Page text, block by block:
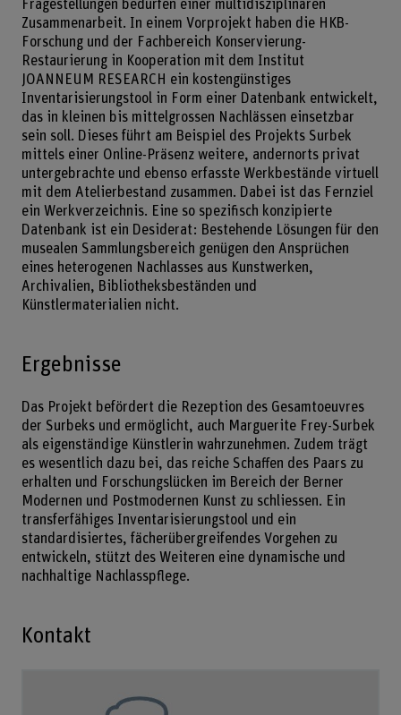
Fragestellungen bedürfen einer multidisziplinären
Zusammenarbeit. In einem Vorprojekt haben die HKB-
Forschung und der Fachbereich Konservierung-
Restaurierung in Kooperation mit dem Institut
JOANNEUM RESEARCH ein kostengünstiges
Inventarisierungstool in Form einer Datenbank entwickelt,
das in kleinen bis mittelgrossen Nachlässen einsetzbar
sein soll. Dieses führt am Beispiel des Projekts Surbek
mittels einer Online-Präsenz weitere, andernorts privat
untergebrachte und ebenso erfasste Werkbestände virtuell
mit dem Atelierbestand zusammen. Dabei ist das Fernziel
ein Werkverzeichnis. Eine so spezifisch konzipierte
Datenbank ist ein Desiderat : Bestehende Lösungen für den
musealen Sammlungsbereich genügen den Ansprüchen
eines heterogenen Nachlasses aus Kunstwerken,
Archivalien, Bibliotheksbeständen und
Künstlermaterialien nicht.
Ergebnisse
Das Projekt befördert die Rezeption des Gesamtoeuvres
der Surbeks und ermöglicht, auch Marguerite Frey-Surbek
als eigenständige Künstlerin wahrzunehmen. Zudem trägt
es wesentlich dazu bei, das reiche Schaffen des Paars zu
erhalten und Forschungslücken im Bereich der Berner
Modernen und Postmodernen Kunst zu schliessen. Ein
transferfähiges Inventarisierungstool und ein
standardisiertes, fächerübergreifendes Vorgehen zu
entwickeln, stützt des Weiteren eine dynamische und
nachhaltige Nachlasspflege.
Kontakt